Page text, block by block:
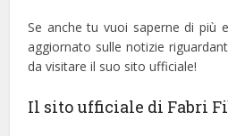
Se anche tu vuoi saperne di più
aggiornato sulle notizie
da visitare il suo sito ufficiale!
Il sito ufficiale di Fabri